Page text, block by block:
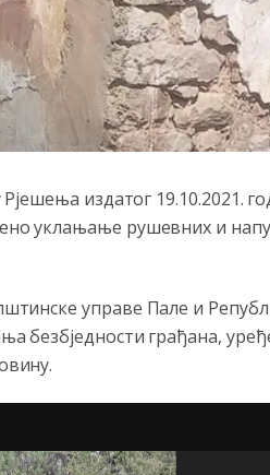
издатог 19.10.2021.
уклањање рушевних и
управе Пале и
безбједности грађана,